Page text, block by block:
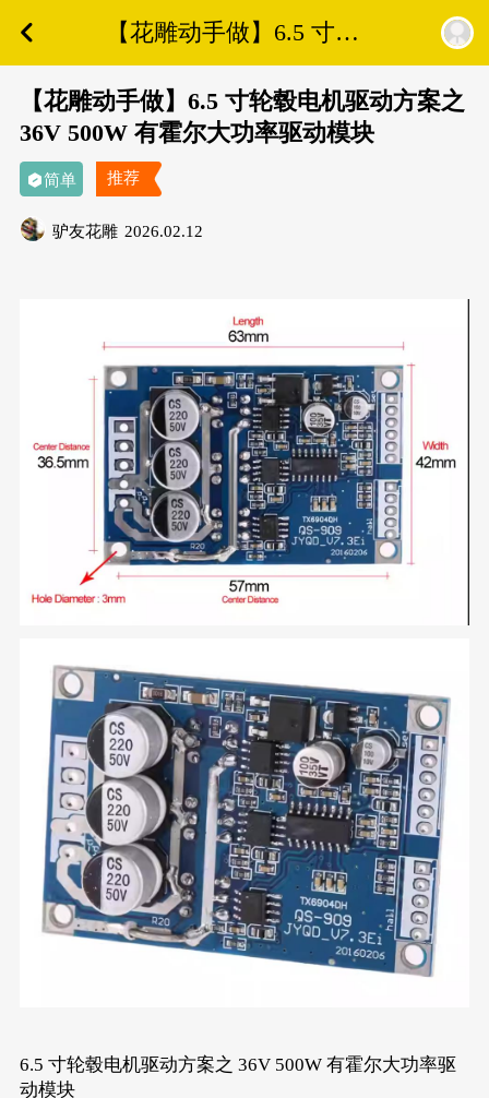
【花雕动手做】6.5 寸轮
毂电机驱动方案之 36V
500W 有霍尔大功率驱动
模块
【花雕动手做】6.5 寸轮毂电机驱动方案之
36V 500W 有霍尔大功率驱动模块
简单 推荐
驴友花雕 2026.02.12
6.5 寸轮毂电机驱动方案之 36V 500W 有霍尔大功率驱
动模块